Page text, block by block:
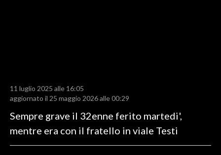
RISULTATI E CLASSIFICHE
CALCIO REGIONALE
BASKET
11 luglio 2025 alle 16:05
aggiornato il 25 maggio 2026 alle 00:29
Sempre grave il 32enne ferito martedi',
mentre era con il fratello in viale Testi